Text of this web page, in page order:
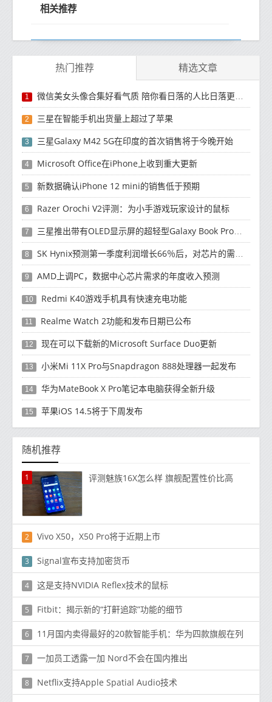
相关推荐
热门推荐 精选文章
1 微信美女头像合集好看气质 陪你看日落的人比日落更浪漫
2 三星在智能手机出货量上超过了苹果
3 三星Galaxy M42 5G在印度的首次销售将于今晚开始
4 Microsoft Office在iPhone上收到重大更新
5 新数据确认iPhone 12 mini的销售低于预期
6 Razer Orochi V2评测：为小手游戏玩家设计的鼠标
7 三星推出带有OLED显示屏的超轻型Galaxy Book Pro和Galaxy Book Pro 360笔记本电脑
8 SK Hynix预测第一季度利润增长66％后，对芯片的需求将增强
9 AMD上调PC，数据中心芯片需求的年度收入预测
10 Redmi K40游戏手机具有快速充电功能
11 Realme Watch 2功能和发布日期已公布
12 现在可以下载新的Microsoft Surface Duo更新
13 小米Mi 11X Pro与Snapdragon 888处理器一起发布
14 华为MateBook X Pro笔记本电脑获得全新升级
15 苹果iOS 14.5将于下周发布
随机推荐
1 评测魅族16X怎么样 旗舰配置性价比高
2 Vivo X50，X50 Pro将于近期上市
3 Signal宣布支持加密货币
4 这是支持NVIDIA Reflex技术的鼠标
5 Fitbit：揭示新的“打鼾追踪”功能的细节
6 11月国内卖得最好的20款智能手机：华为四款旗舰在列
7 一加员工透露一加 Nord不会在国内推出
8 Netflix支持Apple Spatial Audio技术